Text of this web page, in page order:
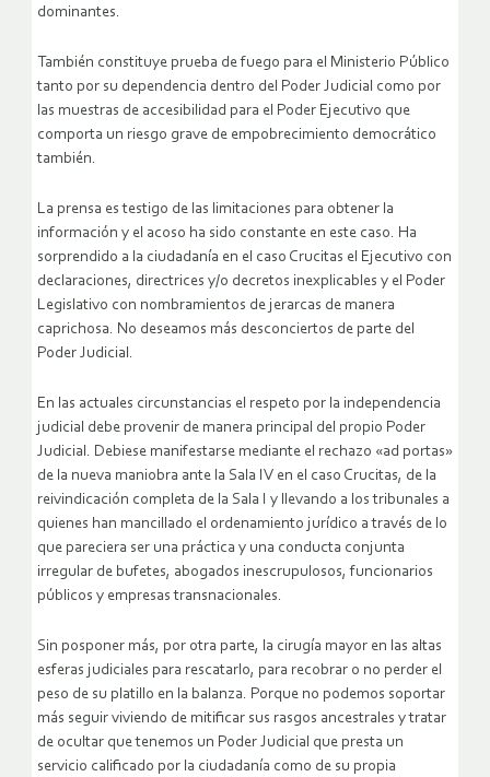
dominantes.
También constituye prueba de fuego para el Ministerio Público
tanto por su dependencia dentro del Poder Judicial como por
las muestras de accesibilidad para el Poder Ejecutivo que
comporta un riesgo grave de empobrecimiento democrático
también.
La prensa es testigo de las limitaciones para obtener la
información y el acoso ha sido constante en este caso. Ha
sorprendido a la ciudadanía en el caso Crucitas el Ejecutivo con
declaraciones, directrices y/o decretos inexplicables y el Poder
Legislativo con nombramientos de jerarcas de manera
caprichosa. No deseamos más desconciertos de parte del
Poder Judicial.
En las actuales circunstancias el respeto por la independencia
judicial debe provenir de manera principal del propio Poder
Judicial. Debiese manifestarse mediante el rechazo «ad portas»
de la nueva maniobra ante la Sala IV en el caso Crucitas, de la
reivindicación completa de la Sala I y llevando a los tribunales a
quienes han mancillado el ordenamiento jurídico a través de lo
que pareciera ser una práctica y una conducta conjunta
irregular de bufetes, abogados inescrupulosos, funcionarios
públicos y empresas transnacionales.
Sin posponer más, por otra parte, la cirugía mayor en las altas
esferas judiciales para rescatarlo, para recobrar o no perder el
peso de su platillo en la balanza. Porque no podemos soportar
más seguir viviendo de mitificar sus rasgos ancestrales y tratar
de ocultar que tenemos un Poder Judicial que presta un
servicio calificado por la ciudadanía como de su propia